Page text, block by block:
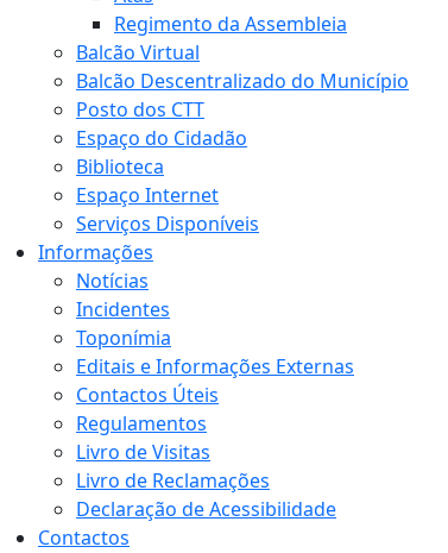
Regimento da Assembleia
Balcão Virtual
Balcão Descentralizado do Município
Posto dos CTT
Espaço do Cidadão
Biblioteca
Espaço Internet
Serviços Disponíveis
Informações
Notícias
Incidentes
Toponímia
Editais e Informações Externas
Contactos Úteis
Regulamentos
Livro de Visitas
Livro de Reclamações
Declaração de Acessibilidade
Contactos